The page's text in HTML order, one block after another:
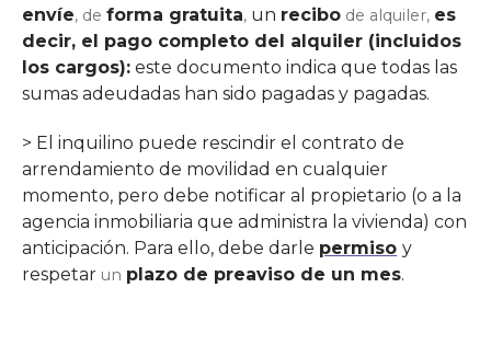
envíe, de forma gratuita, un recibo de alquiler, es
decir, el pago completo del alquiler (incluidos
los cargos): este documento indica que todas las
sumas adeudadas han sido pagadas y pagadas.
> El inquilino puede rescindir el contrato de
arrendamiento de movilidad en cualquier
momento, pero debe notificar al propietario (o a la
agencia inmobiliaria que administra la vivienda) con
anticipación. Para ello, debe darle permiso y
respetar un plazo de preaviso de un mes.